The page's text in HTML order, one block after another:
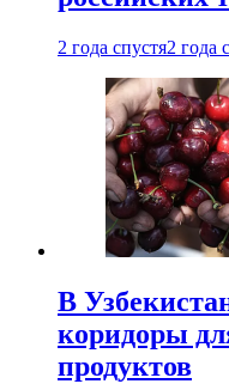
2 года спустя2 года
В
коридоры
продуктов